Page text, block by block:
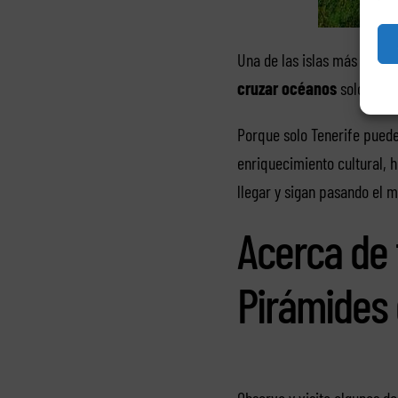
Una de las islas más
cruzar océanossolo para
Porque solo Tenerife
enriquecimiento cultural,
llegar y sigan pasando el
Acerca